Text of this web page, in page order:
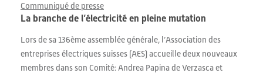
Communiqué de presse
La branche de l’électricité en pleine mutation
Lors de sa 136ème assemblée générale, l’Association des
entreprises électriques suisses (AES) accueille deux nouveaux
membres dans son Comité: Andrea Papina de Verzasca et